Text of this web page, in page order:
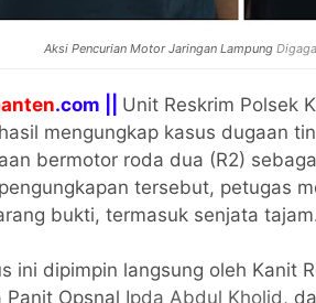
Aksi Pencurian Motor Jaringan Lampung
.com || Unit Reskrim Polsek
mengungkap kasus dugaan
bermotor roda dua (R2)
tersebut, petugas
bukti, termasuk senjata
ini dipimpin langsung oleh Kanit
Panit Opsnal Ipda Abdul Kholid,